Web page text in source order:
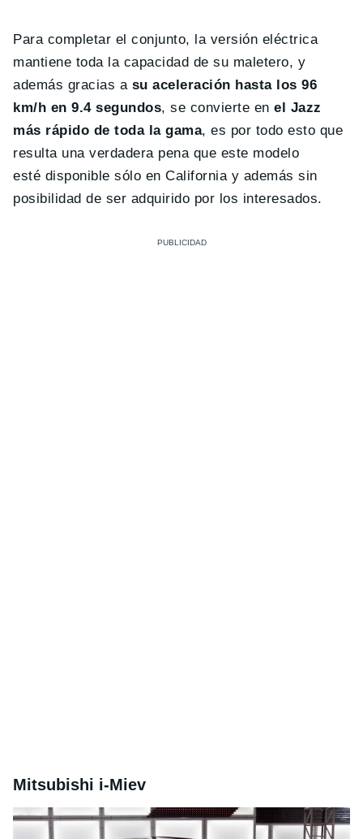
Para completar el conjunto, la versión eléctrica
mantiene toda la capacidad de su maletero, y
además gracias a su aceleración hasta los 96
km/h en 9.4 segundos, se convierte enel Jazz
más rápido de toda la gama, es por todo esto que
resulta una verdadera pena que este modelo
esté disponible sólo en California y además sin
posibilidad de ser adquirido por los interesados.
Mitsubishi i-Miev